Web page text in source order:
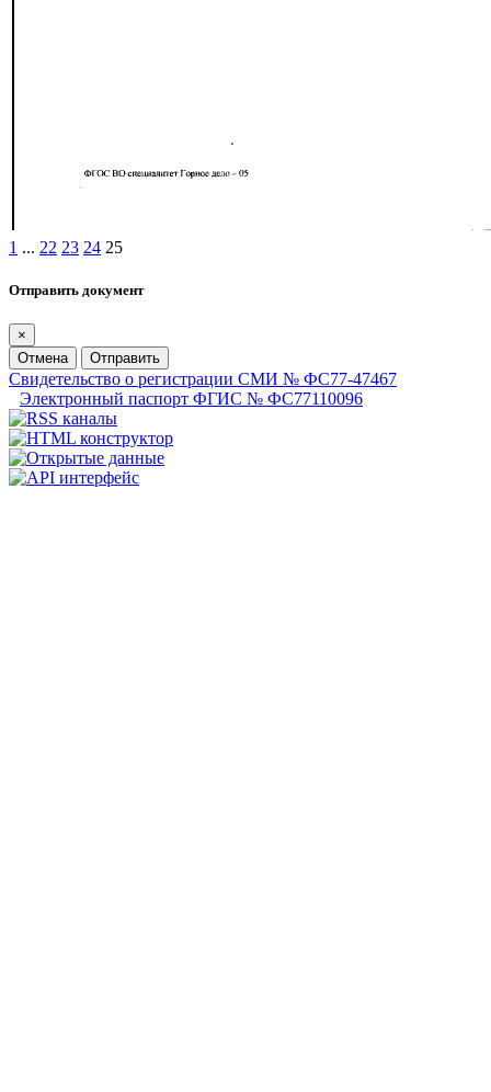
1 ... 22 23 24 25
Отправить документ
×
Отмена
Отправить
Свидетельство о регистрации СМИ № ФС77-47467
Электронный паспорт ФГИС № ФС77110096